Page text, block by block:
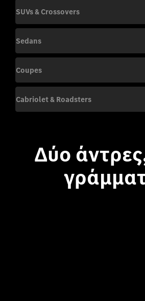
SUVs & Crossovers
Sedans
Coupes
Cabriolet & Roadsters
Δύο